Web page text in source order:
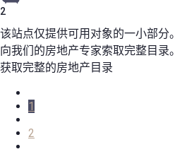
2
该站点仅提供可用对象的一小部分。
向我们的房地产专家索取完整目录。
获取完整的房地产目录
1
2